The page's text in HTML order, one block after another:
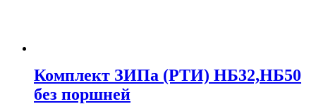
Комплект ЗИПа (РТИ) НБ32,НБ50
без поршней